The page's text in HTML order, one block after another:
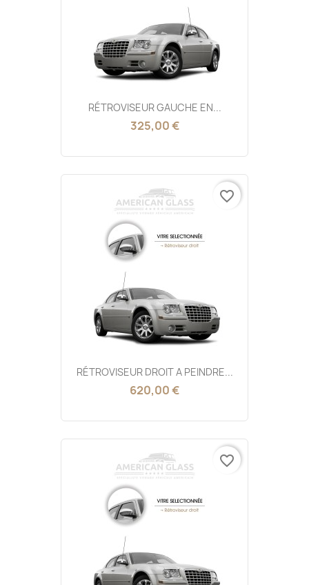
RÉTROVISEUR GAUCHE EN...
325,00 €
RÉTROVISEUR DROIT A PEINDRE...
620,00 €
favorite_border
favorite_border